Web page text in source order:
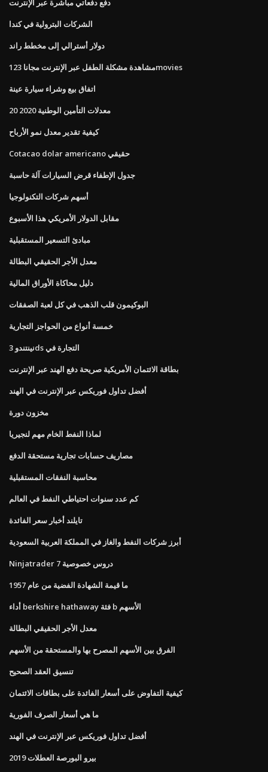
دفع دفعاتي مباشرة عبر الإنترنت
الشركات البترولية في كندا
دولار أسترالي إلى مخطط راند
مشاهدة مشكلة الطفل عبر الإنترنت مجانا 123movies
اتفاق بيع وشراء سيارة عينة
معدلات التأمين الوطنية 2020 20
كيفية تقدير معدل نمو الأرباح
Cotacao dolar americano حقيقي
جدول الإطفاء قرض السيارات آلة حاسبة
أسهم شركات التكنولوجيا
مقابل الدولار الأمريكي هذا الأسبوع
مبادئ التسعير المستقبلية
معدل الأجر الحقيقي البطالة
دليل محاكاة الأوراق المالية
البوكيمون قلب الذهب في كل لعبة الصفقات
خمسة أنواع من الحواجز التجارية
نينتندو 3ds التجارة في
بطاقة الائتمان الأمريكية صريحة دفع الهند عبر الإنترنت
أفضل تداول فوريكس عبر الإنترنت في الهند
مخزون دورة
لماذا النفط الخام مهم لنجيريا
مصاريف حسابات تجارية مستحقة الدفع
محاسبة النفقات المستقبلية
كم عدد سنوات احتياطي النفط في العالم
تايلند أخبار سعر الفائدة
أبرز شركات النفط والغاز في المملكة العربية السعودية
Ninjatrader 7 دروس خصوصية
ما قيمة الشهادة الفضية من عام 1957
أداء berkshire hathaway فئة b الأسهم
معدل الأجر الحقيقي البطالة
الفرق بين الأسهم المصرح بها والمستحقة من الأسهم
تنسيق العقد الصحيح
كيفية التفاوض على أسعار الفائدة على بطاقات الائتمان
ما هي أسعار الصرف الفورية
أفضل تداول فوريكس عبر الإنترنت في الهند
بيرو البورصة العطلات 2019